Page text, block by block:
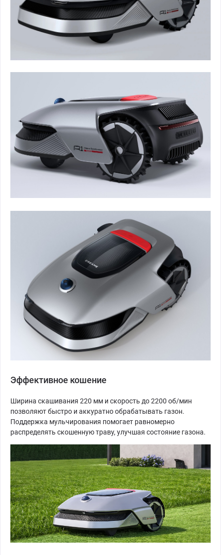
Эффективное кошение
Ширина скашивания 220 мм и скорость до 2200 об/мин
позволяют быстро и аккуратно обрабатывать газон.
Поддержка мульчирования помогает равномерно
распределять скошенную траву, улучшая состояние газона.